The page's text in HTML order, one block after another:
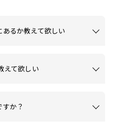
るか教えて欲しい
えて欲しい
か？